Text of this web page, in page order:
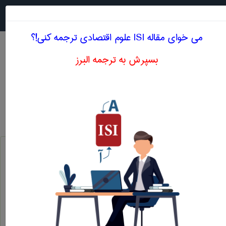
معادل انگلیسی بودجه متوازن ادواری
علوم اقتصادی
بودجه متوازن ادواری
می خوای مقاله ISI علوم اقتصادی ترجمه کنی!؟
بسپرش به ترجمه البرز